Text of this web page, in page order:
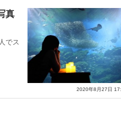
2020年8月27日
真
でス